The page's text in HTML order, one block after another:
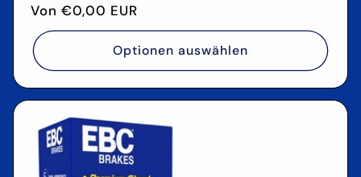
Normaler
Preis
Von €0,00 EUR
Optionen auswählen